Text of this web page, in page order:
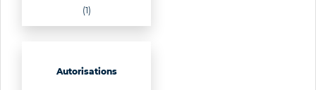
(1)
Autorisations